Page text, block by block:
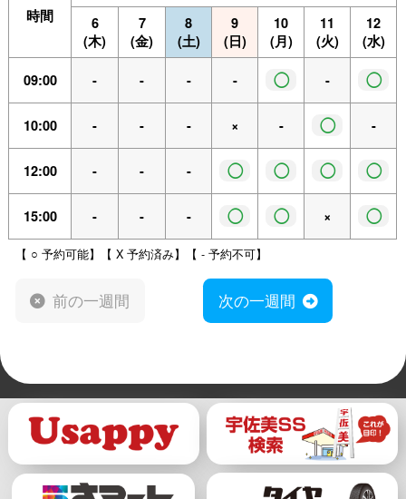
時間
6
(木)
7
(金)
8
(土)
9
(日)
10
(月)
11
(火)
12
(水)
09:00 - - - - ◯ - ◯
10:00 - - - × - ◯ -
12:00 - - - ◯ ◯ ◯ ◯
15:00 - - - ◯ ◯ × ◯
【 ○ 予約可能】【 X 予約済み】【 - 予約不可】
前の一週間 次の一週間